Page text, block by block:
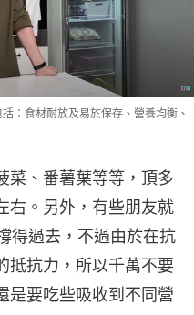
：食材耐放及易於保存、營養均衡、
菜、番薯葉等等，頂多
右。另外，有些朋友就
得過去，不過由於在抗
抵抗力，所以千萬不要
是要吃些吸收到不同營